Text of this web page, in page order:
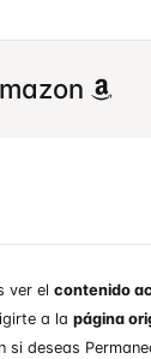
ver el contenido
a la página
si deseas